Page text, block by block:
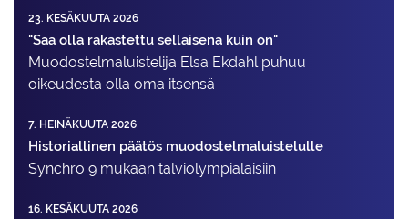
23. KESÄKUUTA 2026
"Saa olla rakastettu sellaisena kuin on"
Muodostelma­luistelija Elsa Ekdahl puhuu
oikeudesta olla oma itsensä
7. HEINÄKUUTA 2026
Historiallinen päätös muodostelmaluistelulle
Synchro 9 mukaan talviolympialaisiin
16. KESÄKUUTA 2026